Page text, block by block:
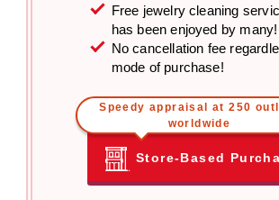
Free jewelry cleaning
has been enjoyed by many!
No cancellation fee
mode of purchase!
Speedy appraisal at 250
worldwide
Store-Based